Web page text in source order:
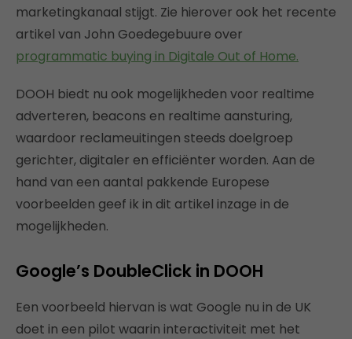
marketingkanaal stijgt. Zie hierover ook het recente
artikel van John Goedegebuure over
programmatic buying in Digitale Out of Home.
DOOH biedt nu ook mogelijkheden voor realtime
adverteren, beacons en realtime aansturing,
waardoor reclameuitingen steeds doelgroep
gerichter, digitaler en efficiënter worden. Aan de
hand van een aantal pakkende Europese
voorbeelden geef ik in dit artikel inzage in de
mogelijkheden.
Google’s DoubleClick in DOOH
Een voorbeeld hiervan is wat Google nu in de UK
doet in een pilot waarin interactiviteit met het